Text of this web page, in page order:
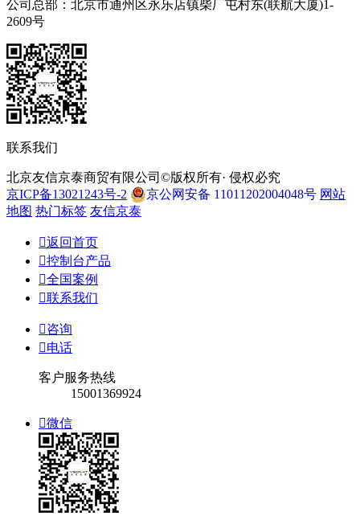
公司总部：北京市通州区永乐店镇柴厂屯村东(联航大厦)1-
2609号
联系我们
北京友信京泰商贸有限公司©版权所有· 侵权必究
京ICP备13021243号-2
京公网安备 11011202004048号 网站
地图 热门标签 友信京泰
返回首页
控制台产品
全国案例
联系我们
咨询
电话
客户服务热线
15001369924
微信